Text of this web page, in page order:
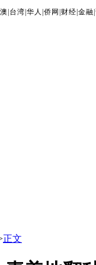
台湾 |华人 |侨网 财经 |金融 |
正文